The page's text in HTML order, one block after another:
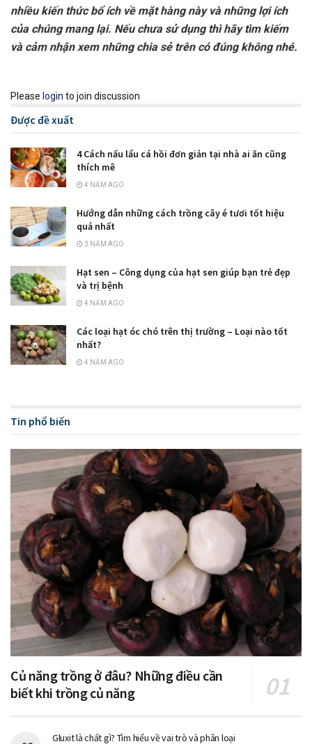
nhiều kiến thức bổ ích về mặt hàng này và những lợi ích
của chúng mang lại. Nếu chưa sử dụng thì hãy tìm kiếm
và cảm nhận xem những chia sẻ trên có đúng không nhé.
Please login to join discussion
Được đề xuất
4 Cách nấu lẩu cá hồi đơn giản tại nhà ai ăn cũng
thích mê
4 NĂM AGO
Hướng dẫn những cách trồng cây é tươi tốt hiệu
quả nhất
3 NĂM AGO
Hạt sen – Công dụng của hạt sen giúp bạn trẻ đẹp
và trị bệnh
4 NĂM AGO
Các loại hạt óc chó trên thị trường – Loại nào tốt
nhất?
4 NĂM AGO
Tin phổ biến
Củ năng trồng ở đâu? Những điều cần
biết khi trồng củ năng
Gluxit là chất gì? Tìm hiểu về vai trò và phân loại